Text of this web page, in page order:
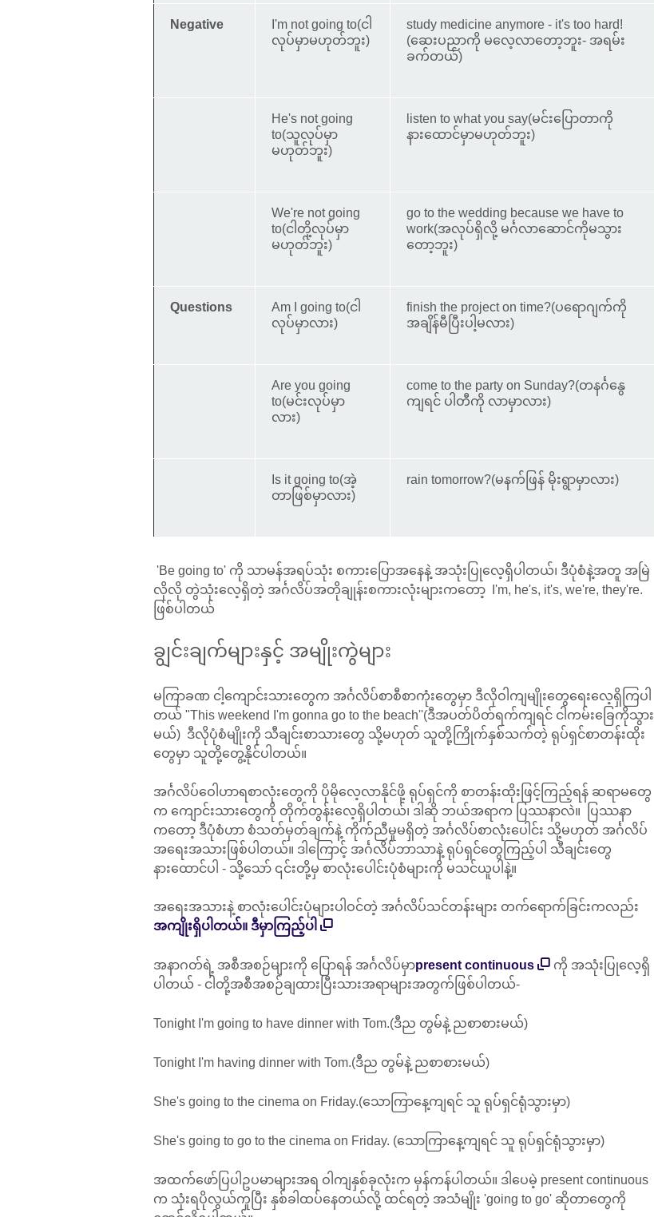
Negative
I'm not going to(ငါ
လုပ်မှာမဟုတ်ဘူး)
study medicine anymore - it's too hard!
(ဆေးပညာကို မလေ့လာတော့ဘူး- အရမ်း
ခက်တယ်)
He's not going
to(သူလုပ်မှာ
မဟုတ်ဘူး)
listen to what you say(မင်းပြောတာကို
နားထောင်မှာမဟုတ်ဘူး)
We're not going
to(ငါတို့လုပ်မှာ
မဟုတ်ဘူး)
go to the wedding because we have to
work(အလုပ်ရှိလို့ မင်္ဂလာဆောင်ကိုမသွား
တော့ဘူး)
Questions
Am I going to(ငါ
လုပ်မှာလား)
finish the project on time?(ပရောဂျက်ကို
အချိန်မီပြီးပါ့မလား)
Are you going
to(မင်းလုပ်မှာ
လား)
come to the party on Sunday?(တနင်္ဂနွေ
ကျရင် ပါတီကို လာမှာလား)
Is it going to(အဲ့
တာဖြစ်မှာလား)
rain tomorrow?(မနက်ဖြန် မိုးရွာမှာလား)
'Be going to' ကို သာမန်အရပ်သုံး စကားပြောအနေနဲ့ အသုံးပြုလေ့ရှိပါတယ်၊ ဒီပုံစံနဲ့အတူ အမြဲ
လိုလို တွဲသုံးလေ့ရှိတဲ့ အင်္ဂလိပ်အတိုချုန်းစကားလုံးများကတော့ I'm, he's, it's, we're, they're.
ဖြစ်ပါတယ်
ချွင်းချက်များနှင့် အမျိုးကွဲများ
မကြာခဏ ငါ့ကျောင်းသားတွေက အင်္ဂလိပ်စာစီစာကုံးတွေမှာ ဒီလိုဝါကျမျိုးတွေရေးလေ့ရှိကြပါ
တယ် "This weekend I'm gonna go to the beach''(ဒီအပတ်ပိတ်ရက်ကျရင် ငါကမ်းခြေကိုသွား
မယ်) ဒီလိုပုံစံမျိုးကို သီချင်းစာသားတွေ သို့မဟုတ် သူတို့ကြိုက်နှစ်သက်တဲ့ ရုပ်ရှင်စာတန်းထိုး
တွေမှာ သူတို့တွေ့နိုင်ပါတယ်။
အင်္ဂလိပ်ဝေါဟာရစာလုံးတွေကို ပိုမိုလေ့လာနိုင်ဖို့ ရုပ်ရှင်ကို စာတန်းထိုးဖြင့်ကြည့်ရန် ဆရာမတွေ
က ကျောင်းသားတွေကို တိုက်တွန်းလေ့ရှိပါတယ်၊ ဒါဆို ဘယ်အရာက ပြဿနာလဲ။ ပြဿနာ
ကတော့ ဒီပုံစံဟာ စံသတ်မှတ်ချက်နဲ့ ကိုက်ညီမှုမရှိတဲ့ အင်္ဂလိပ်စာလုံးပေါင်း သို့မဟုတ် အင်္ဂလိပ်
အရေးအသားဖြစ်ပါတယ်။ ဒါကြောင့် အင်္ဂလိပ်ဘာသာနဲ့ ရုပ်ရှင်တွေကြည့်ပါ သီချင်းတွေ
နားထောင်ပါ - သို့သော် ၎င်းတို့မှ စာလုံးပေါင်းပုံစံများကို မသင်ယူပါနဲ့။
အရေးအသားနဲ့ စာလုံးပေါင်းပုံများပါဝင်တဲ့ အင်္ဂလိပ်သင်တန်းများ တက်ရောက်ခြင်းကလည်း
အကျိုးရှိပါတယ်။ ဒီမှာကြည့်ပါ
အနာဂတ်ရဲ့ အစီအစဉ်များကို ပြောရန် အင်္ဂလိပ်မှာpresent continuous
ကို အသုံးပြုလေ့ရှိ
ပါတယ် - ငါတို့အစီအစဉ်ချထားပြီးသားအရာများအတွက်ဖြစ်ပါတယ်-
Tonight I'm going to have dinner with Tom.(ဒီည တွမ်နဲ့ ညစာစားမယ်)
Tonight I'm having dinner with Tom.(ဒီည တွမ်နဲ့ ညစာစားမယ်)
She's going to the cinema on Friday.(သောကြာနေ့ကျရင် သူ ရုပ်ရှင်ရုံသွားမှာ)
She's going to go to the cinema on Friday. (သောကြာနေ့ကျရင် သူ ရုပ်ရှင်ရုံသွားမှာ)
အထက်ဖော်ပြပါဥပမာများအရ ဝါကျနှစ်ခုလုံးက မှန်ကန်ပါတယ်။ ဒါပေမဲ့ present continuous
က သုံးရပိုလွယ်ကူပြီး နှစ်ခါထပ်နေတယ်လို့ ထင်ရတဲ့ အသံမျိုး 'going to go' ဆိုတာတွေကို